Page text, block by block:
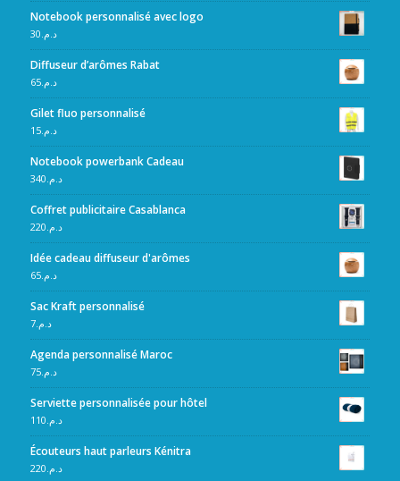
Notebook personnalisé avec logo
د.م.30
Diffuseur d’arômes Rabat
د.م.65
Gilet fluo personnalisé
د.م.15
Notebook powerbank Cadeau
د.م.340
Coffret publicitaire Casablanca
د.م.220
Idée cadeau diffuseur d'arômes
د.م.65
Sac Kraft personnalisé
د.م.7
Agenda personnalisé Maroc
د.م.75
Serviette personnalisée pour hôtel
د.م.110
Écouteurs haut parleurs Kénitra
د.م.220